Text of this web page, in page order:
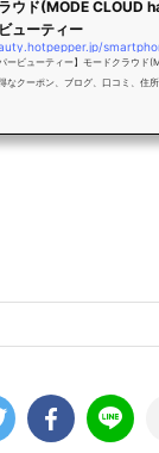
ウド(MODE CLOUD
ューティー
パービューティー】モードクラウ
なクーポン、ブログ、口コミ、住